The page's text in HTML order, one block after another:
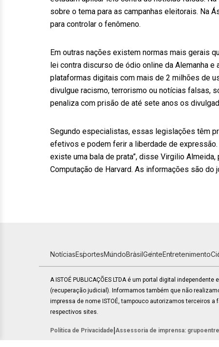
sobre o tema para as campanhas eleitorais. Na
para controlar o fenômeno.
Em outras nações existem normas mais gerais
lei contra discurso de ódio online da Alemanha e
plataformas digitais com mais de 2 milhões de
divulgue racismo, terrorismo ou notícias falsas,
penaliza com prisão de até sete anos os
Segundo especialistas, essas legislações têm
efetivos e podem ferir a liberdade de
existe uma bala de prata”, disse Virgilio
Computação de Harvard. As informações são do
NotíciasEsportesMundoBrasilGenteEntretenimento
A ISTOÉ PUBLICAÇÕES LTDA é um portal digital
(recuperação judicial). Informamos também que não
impressa de nome ISTOÉ, tampouco autorizamos terceiros
respectivos sites.
Política de Privacidade Assessoria de imprensa: